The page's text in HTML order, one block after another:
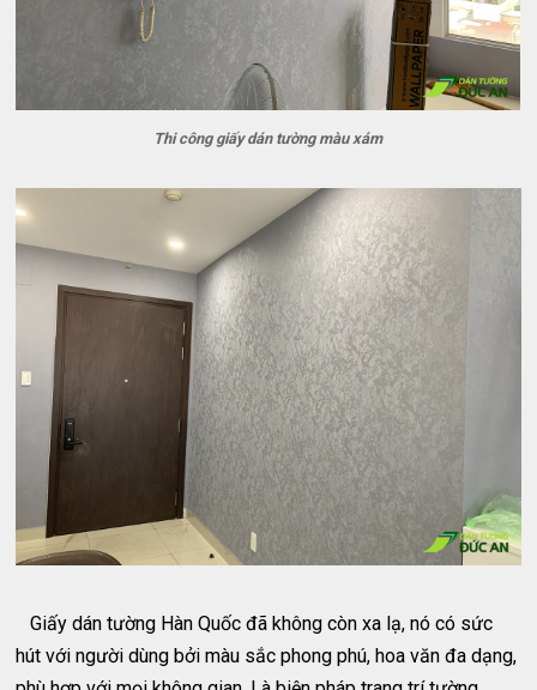
Thi công giấy dán tường màu xám
Giấy dán tường Hàn Quốc đã không còn xa lạ, nó có sức
hút với người dùng bởi màu sắc phong phú, hoa văn đa dạng,